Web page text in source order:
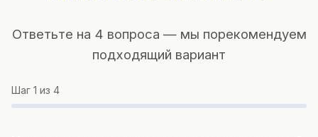
Ответьте на 4 вопроса — мы порекомендуем
подходящий вариант
Шаг 1 из 4